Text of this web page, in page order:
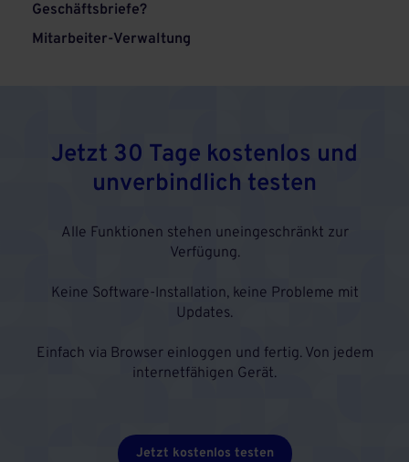
Geschäftsbriefe?
Mitarbeiter-Verwaltung
Jetzt 30 Tage kostenlos und
unverbindlich testen
Alle Funktionen stehen uneingeschränkt zur
Verfügung.
Keine Software-Installation, keine Probleme mit
Updates.
Einfach via Browser einloggen und fertig. Von jedem
internetfähigen Gerät.
Jetzt kostenlos testen